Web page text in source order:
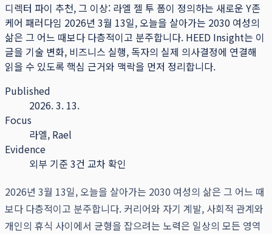
디렉터 파이 추천, 그 이상: 라엘 젤 투 폼이 정의하는 새로운 Y존
케어 패러다임 2026년 3월 13일, 오늘을 살아가는 2030 여성의
삶은 그 어느 때보다 다층적이고 분주합니다. HEED Insight는 이
글을 기술 변화, 비즈니스 실행, 독자의 실제 의사결정에 연결해
읽을 수 있도록 핵심 근거와 맥락을 먼저 정리합니다.
Published
2026. 3. 13.
Focus
라엘, Rael
Evidence
외부 기준 3건 교차 확인
2026년 3월 13일, 오늘을 살아가는 2030 여성의 삶은 그 어느 때
보다 다층적이고 분주합니다. 커리어와 자기 계발, 사회적 관계와
개인의 휴식 사이에서 균형을 잡으려는 노력은 일상의 모든 영역